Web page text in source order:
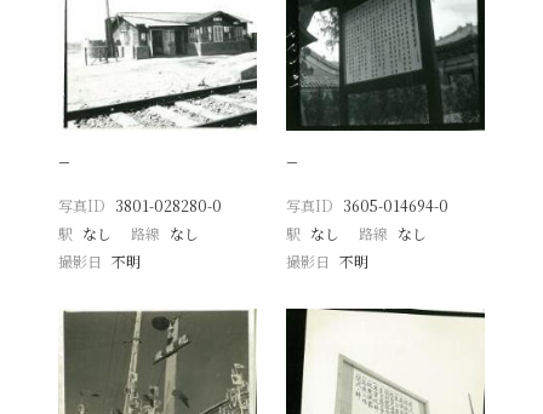
−
写真ID 3801-028280-0
駅 なし 路線 なし
撮影日
不明
−
写真ID 3605-014694-0
駅 なし 路線 なし
撮影日 不明